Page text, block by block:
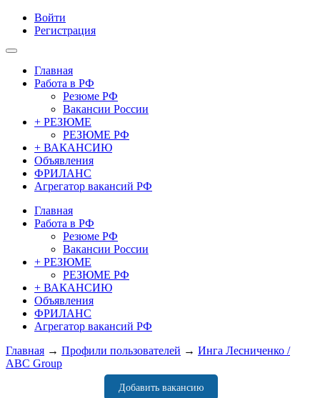
Войти
Регистрация
Главная
Работа в РФ
Резюме РФ
Вакансии России
+ РЕЗЮМЕ
РЕЗЮМЕ РФ
+ ВАКАНСИЮ
Объявления
ФРИЛАНС
Агрегатор вакансий РФ
Главная
Работа в РФ
Резюме РФ
Вакансии России
+ РЕЗЮМЕ
РЕЗЮМЕ РФ
+ ВАКАНСИЮ
Объявления
ФРИЛАНС
Агрегатор вакансий РФ
Главная → Профили пользователей → Инга Лесниченко /
ABC Group
Добавить вакансию